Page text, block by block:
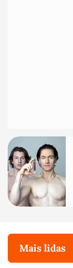
Mais lidas